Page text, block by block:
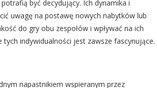
być decydujący. Ich dynamika i
uwagę na postawę nowych nabytków lub
do gry obu zespołów i wpływać na ich
indywidualności jest zawsze fascynujące.
napastnikiem wspieranym przez